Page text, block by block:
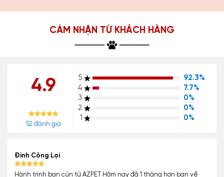
CẢM NHẬN TỪ KHÁCH HÀNG
4.9
52 đánh giá
5
92.3%
4
7.7%
3
0%
2
0%
1
0%
Đinh Công Lợi
Hành trình bạn cún từ AZPET Hôm nay đã 1 tháng hơn bạn về